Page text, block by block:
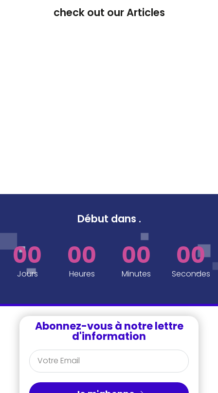
check out our Articles
Début dans .
00
Jours
00
Heures
00
Minutes
00
Secondes
Abonnez-vous à notre lettre
d'information